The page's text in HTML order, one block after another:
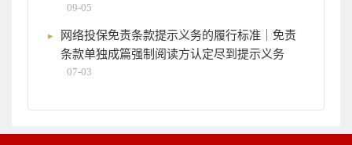
09-05
网络投保免责条款提示义务的履行标准｜免责
条款单独成篇强制阅读方认定尽到提示义务
07-03